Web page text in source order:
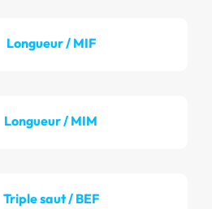
Longueur / MIF
Longueur / MIM
Triple saut / BEF